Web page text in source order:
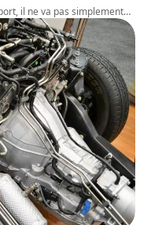
il ne va pas simplement…